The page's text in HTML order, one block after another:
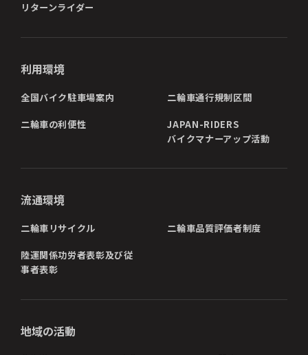
リターンライダー
利用環境
全国バイク駐車場案内 二輪車通行規制区間
二輪車の利便性
JAPAN-RIDERS
バイクマナーアップ活動
流通環境
二輪車リサイクル 二輪車品質評価者制度
陸運関係功労者表彰及び従
事者表彰
地域の活動